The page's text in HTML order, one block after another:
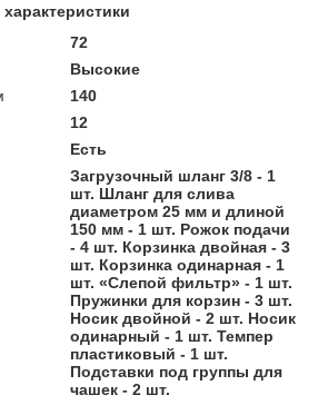
72
Высокие
140
12
Есть
Загрузочный шланг 3/8 - 1
шт. Шланг для слива
диаметром 25 мм и длиной
150 мм - 1 шт. Рожок подачи
- 4 шт. Корзинка двойная - 3
шт. Корзинка одинарная - 1
шт. «Слепой фильтр» - 1 шт.
Пружинки для корзин - 3 шт.
Носик двойной - 2 шт. Носик
одинарный - 1 шт. Темпер
пластиковый - 1 шт.
Подставки под группы для
чашек - 2 шт.